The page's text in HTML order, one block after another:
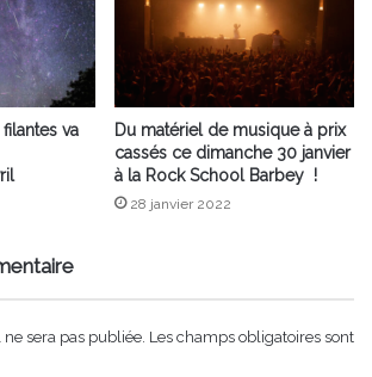
va
Du matériel de musique à prix
cassés ce dimanche 30 janvier
à la Rock School Barbey !
28 janvier 2022
sera pas publiée. Les champs obligatoires sont